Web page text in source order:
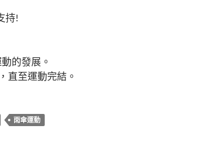
持!
的發展。
直至運動完結。
雨傘運動